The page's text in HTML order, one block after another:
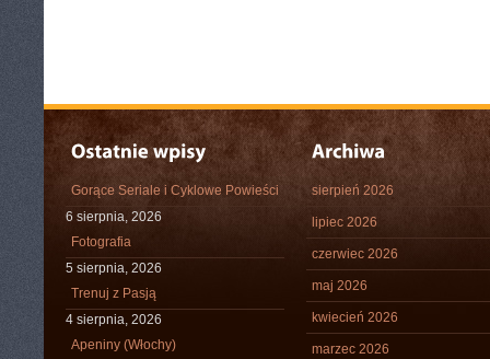
Gorące Seriale i Cyklowe Powieści
6 sierpnia, 2026
Fotografia
5 sierpnia, 2026
Trenuj z Pasją
4 sierpnia, 2026
Apeniny (Włochy)
sierpień 2026
lipiec 2026
czerwiec 2026
maj 2026
kwiecień 2026
marzec 2026